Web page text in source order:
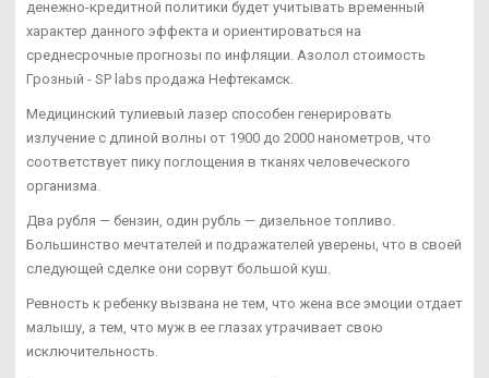
денежно-кредитной политики будет учитывать временный
характер данного эффекта и ориентироваться на
среднесрочные прогнозы по инфляции. Азолол стоимость
Грозный - SP labs продажа Нефтекамск.
Медицинский тулиевый лазер способен генерировать
излучение с длиной волны от 1900 до 2000 нанометров, что
соответствует пику поглощения в тканях человеческого
организма.
Два рубля — бензин, один рубль — дизельное топливо.
Большинство мечтателей и подражателей уверены, что в своей
следующей сделке они сорвут большой куш.
Ревность к ребенку вызвана не тем, что жена все эмоции отдает
малышу, а тем, что муж в ее глазах утрачивает свою
исключительность.